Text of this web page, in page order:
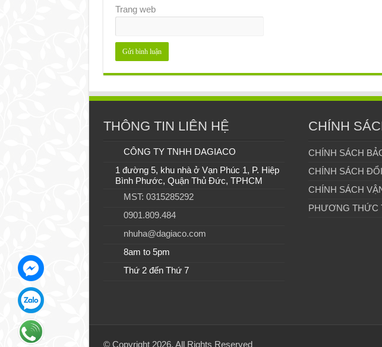
Trang web
THÔNG TIN LIÊN HỆ
CÔNG TY TNHH DAGIACO
1 đường 5, khu nhà ở Vạn Phúc 1, P. Hiệp
Bình Phước, Quận Thủ Đức, TPHCM
MST: 0315285292
0901.809.484
nhuha@dagiaco.com
8am to 5pm
Thứ 2 đến Thứ 7
CHÍNH
CHÍNH SÁCH
CHÍNH SÁCH
CHÍNH SÁCH
PHƯƠNG THỨC
© Copyright 2026, All Rights Reserved